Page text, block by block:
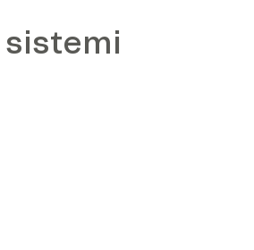
sistemi